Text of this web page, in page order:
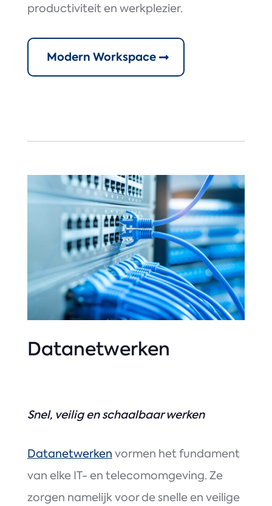
productiviteit en werkplezier.
Modern Workspace
Datanetwerken
Snel, veilig en schaalbaar werken
Datanetwerken vormen het fundament
van elke IT- en telecomomgeving. Ze
zorgen namelijk voor de snelle en veilige